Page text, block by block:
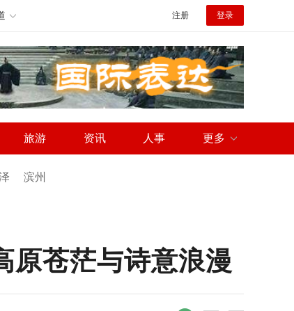
注册 登录
旅游 资讯 人事 更多
滨州
原苍茫与诗意浪漫